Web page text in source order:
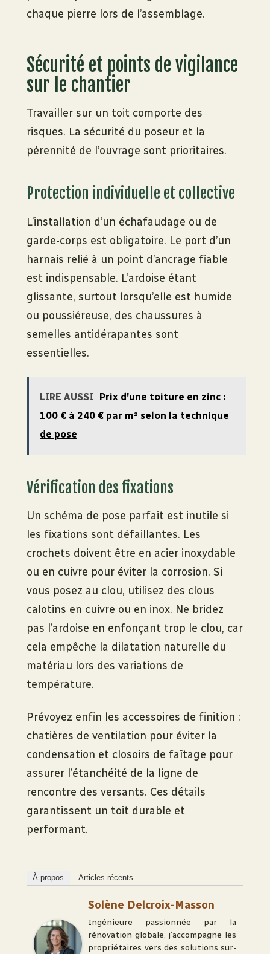
chaque pierre lors de l’assemblage.
Sécurité et points de vigilance
sur le chantier
Travailler sur un toit comporte des
risques. La sécurité du poseur et la
pérennité de l’ouvrage sont prioritaires.
Protection individuelle et collective
L’installation d’un échafaudage ou de
garde-corps est obligatoire. Le port d’un
harnais relié à un point d’ancrage fiable
est indispensable. L’ardoise étant
glissante, surtout lorsqu’elle est humide
ou poussiéreuse, des chaussures à
semelles antidérapantes sont
essentielles.
LIRE AUSSI
Prix d'une toiture en zinc :
100 € à 240 € par m² selon la technique
de pose
Vérification des fixations
Un schéma de pose parfait est inutile si
les fixations sont défaillantes. Les
crochets doivent être en acier inoxydable
ou en cuivre pour éviter la corrosion. Si
vous posez au clou, utilisez des clous
calotins en cuivre ou en inox. Ne bridez
pas l’ardoise en enfonçant trop le clou, car
cela empêche la dilatation naturelle du
matériau lors des variations de
température.
Prévoyez enfin les accessoires de finition :
chatières de ventilation pour éviter la
condensation et closoirs de faîtage pour
assurer l’étanchéité de la ligne de
rencontre des versants. Ces détails
garantissent un toit durable et
performant.
À propos Articles récents
Solène Delcroix-Masson
Ingénieure passionnée par la
rénovation globale, j’accompagne les
propriétaires vers des solutions sur-